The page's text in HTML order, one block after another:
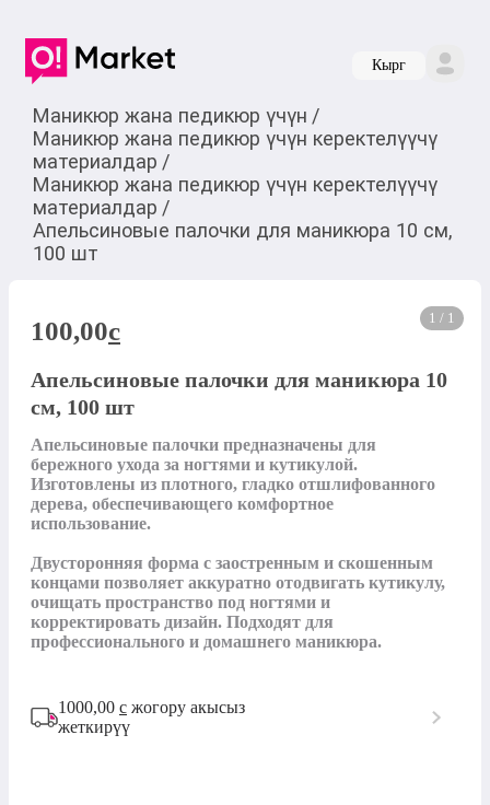
Кырг
Маникюр жана педикюр үчүн /
Маникюр жана педикюр үчүн керектелүүчү
материалдар /
Маникюр жана педикюр үчүн керектелүүчү
материалдар /
Апельсиновые палочки для маникюра 10 см,
100 шт
1 / 1
100,00c
Апельсиновые палочки для маникюра 10
см, 100 шт
Апельсиновые палочки предназначены для
бережного ухода за ногтями и кутикулой.
Изготовлены из плотного, гладко отшлифованного
дерева, обеспечивающего комфортное
использование.
Двусторонняя форма с заостренным и скошенным
концами позволяет аккуратно отодвигать кутикулу,
очищать пространство под ногтями и
корректировать дизайн. Подходят для
профессионального и домашнего маникюра.
1000,00 с жогору акысыз
жеткирүү